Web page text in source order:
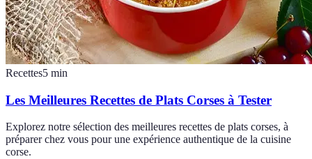
Recettes5 min
Les Meilleures Recettes de Plats Corses à Tester
Explorez notre sélection des meilleures recettes de plats corses, à
préparer chez vous pour une expérience authentique de la cuisine
corse.